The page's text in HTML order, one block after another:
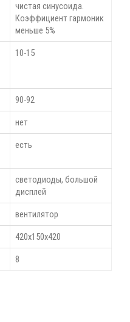
чистая синусоида.
Коэффициент гармоник
меньше 5%
10-15
90-92
нет
есть
светодиоды, большой
дисплей
вентилятор
420х150х420
8